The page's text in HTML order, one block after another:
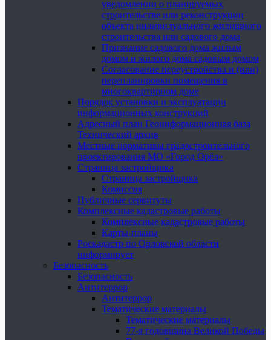
уведомлении о планируемых
строительстве или реконструкции
объекта индивидуального жилищного
строительства или садового дома
Признание садового дома жилым
домом и жилого дома садовым домом
Согласование переустройства и (или)
перепланировки помещения в
многоквартирном доме
Порядок установки и эксплуатации
информационных конструкций
Адресный план Геоинформационная база
Технический архив
Местные нормативы градостроительного
проектирования МО «Город Орёл»
Страница застройщика
Страница застройщика
Комиссия
Публичные сервитуты
Комплексные кадастровые работы
Комплексные кадастровые работы
Карты-планы
Роскадастр по Орловской области
информирует
Безопасность
Безопасность
Антитеррор
Антитеррор
Тематические материалы
Тематические материалы
77-я годовщина Великой Победы